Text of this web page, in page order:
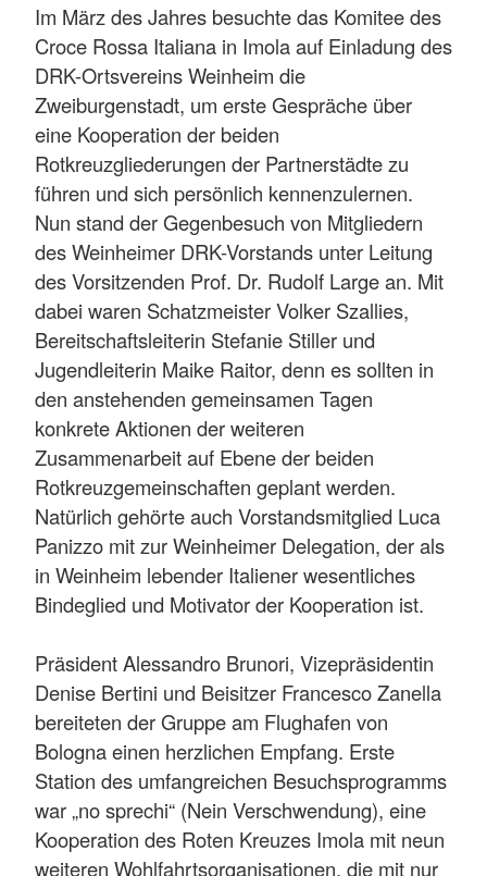
Im März des Jahres besuchte das Komitee des
Croce Rossa Italiana in Imola auf Einladung des
DRK-Ortsvereins Weinheim die
Zweiburgenstadt, um erste Gespräche über
eine Kooperation der beiden
Rotkreuzgliederungen der Partnerstädte zu
führen und sich persönlich kennenzulernen.
Nun stand der Gegenbesuch von Mitgliedern
des Weinheimer DRK-Vorstands unter Leitung
des Vorsitzenden Prof. Dr. Rudolf Large an. Mit
dabei waren Schatzmeister Volker Szallies,
Bereitschaftsleiterin Stefanie Stiller und
Jugendleiterin Maike Raitor, denn es sollten in
den anstehenden gemeinsamen Tagen
konkrete Aktionen der weiteren
Zusammenarbeit auf Ebene der beiden
Rotkreuzgemeinschaften geplant werden.
Natürlich gehörte auch Vorstandsmitglied Luca
Panizzo mit zur Weinheimer Delegation, der als
in Weinheim lebender Italiener wesentliches
Bindeglied und Motivator der Kooperation ist.
Präsident Alessandro Brunori, Vizepräsidentin
Denise Bertini und Beisitzer Francesco Zanella
bereiteten der Gruppe am Flughafen von
Bologna einen herzlichen Empfang. Erste
Station des umfangreichen Besuchsprogramms
war „no sprechi“ (Nein Verschwendung), eine
Kooperation des Roten Kreuzes Imola mit neun
weiteren Wohlfahrtsorganisationen, die mit nur